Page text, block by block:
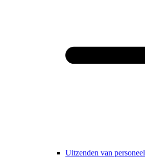
Uitzenden van personeel